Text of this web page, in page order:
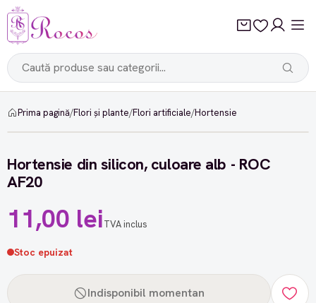
Prima pagină/Flori și plante/Flori artificiale/Hortensie
Hortensie din silicon, culoare alb - ROC
AF20
11,00 leiTVA inclus
Stoc epuizat
Indisponibil momentan